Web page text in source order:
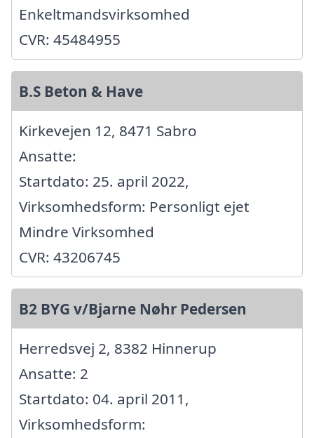
Enkeltmandsvirksomhed
CVR: 45484955
B.S Beton & Have
Kirkevejen 12, 8471 Sabro
Ansatte:
Startdato: 25. april 2022,
Virksomhedsform: Personligt ejet
Mindre Virksomhed
CVR: 43206745
B2 BYG v/Bjarne Nøhr Pedersen
Herredsvej 2, 8382 Hinnerup
Ansatte: 2
Startdato: 04. april 2011,
Virksomhedsform: